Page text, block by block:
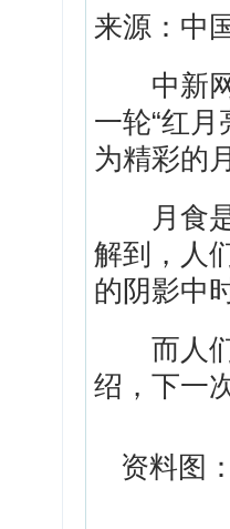
来源：中
中新网
一轮“红
为精彩的
月食是
解到，人
的阴影中
而人们
绍，下一
资料图